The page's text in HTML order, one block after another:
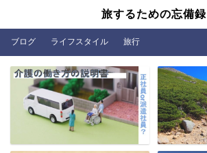
旅するための忘備録
ブログ ライフスタイル 旅行